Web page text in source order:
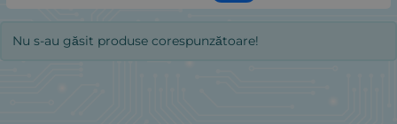
Nu s-au găsit produse corespunzătoare!